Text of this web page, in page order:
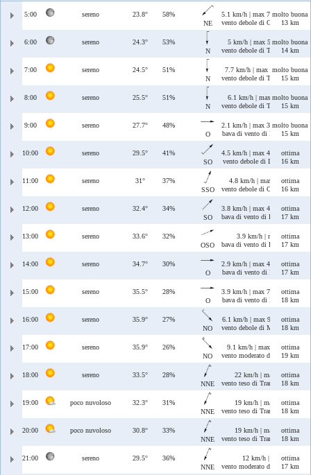
5:00 sereno 23.8°
58%
NE
5.1 km/h | max 7 km/h
vento debole di Grecale
molto buona
13 km
6:00 sereno 24.3°
53%
N
5 km/h | max 5.1 km/h
vento debole di Tramontana
molto buona
14 km
7:00 sereno 24.5°
51%
N
7.7 km/h | max 8.7 km/h
vento debole di Tramontana
molto buona
15 km
8:00 sereno 25.5°
51%
N
6.1 km/h | max 9 km/h
vento debole di Tramontana
molto buona
15 km
9:00 sereno 27.7°
48%
O
2.1 km/h | max 3.3 km/h
bava di vento di Ponente
molto buona
15 km
10:00 sereno 29.5°
41%
SO
4.5 km/h | max 4.6 km/h
vento debole di Libeccio
ottima
16 km
11:00 sereno 31°
37%
SSO
4.8 km/h | max 4.8 km/h
vento debole di Ostro/Libeccio
ottima
16 km
12:00 sereno 32.4°
34%
SO
3.8 km/h | max 4.6 km/h
bava di vento di Libeccio
ottima
17 km
13:00 sereno 33.6°
32%
OSO
3.9 km/h | max 4 km/h
bava di vento di Libeccio/
ottima
17 km
14:00 sereno 34.7°
30%
O
2.9 km/h | max 4.2 km/h
bava di vento di Ponente
ottima
17 km
15:00 sereno 35.5°
28%
O
3.9 km/h | max 7.1 km/h
bava di vento di Ponente
ottima
18 km
16:00 sereno 35.9°
27%
NO
6.1 km/h | max 9.6 km/h
vento debole di Maestrale
ottima
18 km
17:00 sereno 35.9°
26%
NO
9.1 km/h | max 12 km/h
vento moderato di Maestrale
ottima
19 km
18:00 sereno 33.5°
28%
NNE
22 km/h | max 22 km/h
vento teso di Tramontana/
ottima
18 km
19:00 poco nuvoloso 32.3°
31%
NNE
19 km/h | max 19 km/h
vento teso di Tramontana/
ottima
18 km
20:00 poco nuvoloso 30.8°
33%
NNE
19 km/h | max 19 km/h
vento teso di Tramontana/
ottima
18 km
21:00 sereno 29.5°
36%
NNE
12 km/h | max 13 km/h
vento moderato di Tramontana/
ottima
17 km